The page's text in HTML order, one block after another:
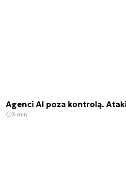
Agenci AI poza kontrolą.
3 min.